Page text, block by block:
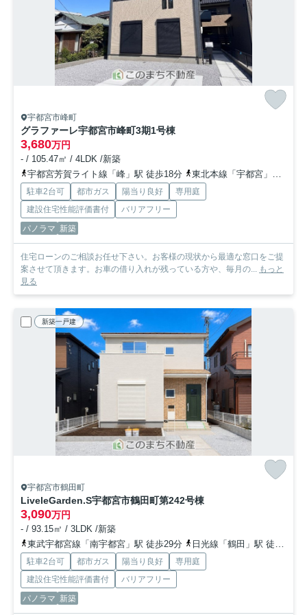
宇都宮市峰町
グラファーレ宇都宮市峰町3期1号棟
3,680万円
- / 105.47㎡ / 4LDK /新築
宇都宮芳賀ライト線「峰」駅 徒歩18分
東北本線「宇都宮」駅 徒歩34分
駐車2台可 都市ガス 陽当り良好
専用庭
建設住宅性能評価書付
バリアフリー
パノラマ 新築
住宅ローンのご相談お任せ下さい。お客様の現状から最適な窓口をご提
案させて頂きます。お車の借り入れが残っている方や、毎月の... もっと
見る
新築一戸建
宇都宮市鶴田町
LiveleGarden.S宇都宮市鶴田町第242号棟
3,090万円
- / 93.15㎡ / 3LDK /新築
東武宇都宮線「南宇都宮」駅 徒歩29分
日光線「鶴田」駅 徒歩25分
駐車2台可 都市ガス 陽当り良好
専用庭
建設住宅性能評価書付
バリアフリー
パノラマ 新築